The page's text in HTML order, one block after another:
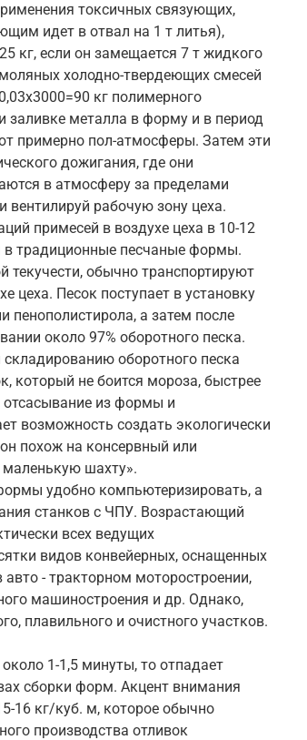
токсичных связующих,
идет в отвал на 1 т литья),
кг, если он замещается 7 т жидкого
холодно-твердеющих смесей
кг полимерного
заливке металла в форму и в период
примерно пол-атмосферы. Затем эти
дожигания, где они
в атмосферу за пределами
рабочую зону цеха.
примесей в воздухе цеха в 10-12
в традиционные песчаные формы.
обычно транспортируют
цеха. Песок поступает в установку
пенополистирола, а затем после
около 97% оборотного песка.
оборотного песка
который не боится мороза, быстрее
отсасывание из формы и
возможность создать экологически
похож на консервный или
шахту».
удобно компьютеризировать, а
станков с ЧПУ. Возрастающий
всех ведущих
видов конвейерных, оснащенных
- тракторном моторостроении,
машиностроения и др. Однако,
плавильного и очистного участков.
1-1,5 минуты, то отпадает
сборки форм. Акцент внимания
16 кг/куб. м, которое обычно
производства отливок